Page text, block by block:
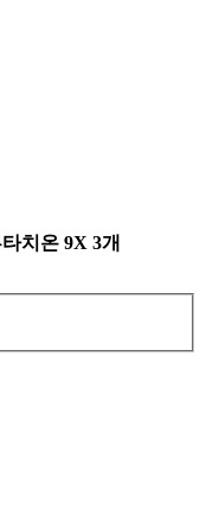
치온 9X 3개